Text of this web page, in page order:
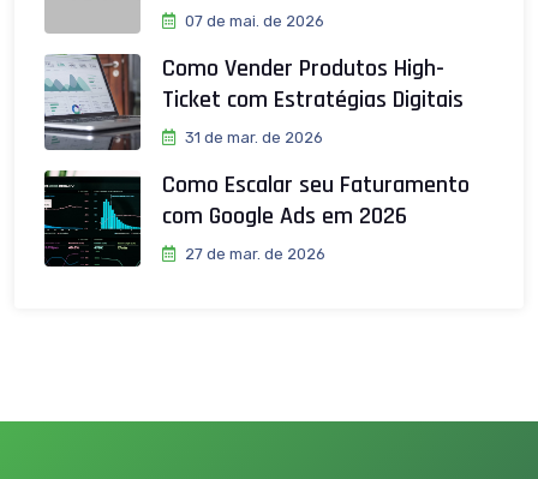
07 de mai. de 2026
Como Vender Produtos High-
Ticket com Estratégias Digitais
31 de mar. de 2026
Como Escalar seu Faturamento
com Google Ads em 2026
27 de mar. de 2026